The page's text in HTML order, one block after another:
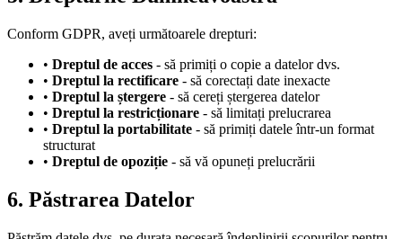
Conform GDPR, aveți următoarele drepturi:
• Dreptul de acces - să primiți o copie a datelor dvs.
• Dreptul la rectificare - să corectați date inexacte
• Dreptul la ștergere - să cereți ștergerea datelor
• Dreptul la restricționare - să limitați prelucrarea
• Dreptul la portabilitate - să primiți datele într-un format
structurat
• Dreptul de opoziție - să vă opuneți prelucrării
6. Păstrarea Datelor